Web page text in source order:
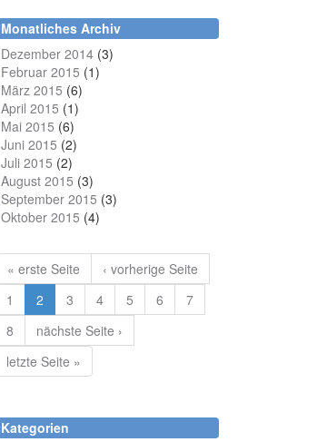
Monatliches Archiv
Dezember 2014(3)
Februar 2015 (1)
März 2015 (6)
April 2015 (1)
Mai 2015 (6)
Juni 2015 (2)
Juli 2015 (2)
August 2015 (3)
September 2015 (3)
Oktober 2015 (4)
« erste Seite
‹ vorherige Seite
1
2 3 4 5 6
7
8
nächste Seite ›
letzte Seite »
Kategorien